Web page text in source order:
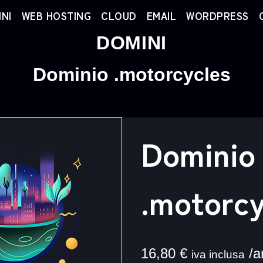
WEB HOSTING CLOUD EMAIL WORDPRESS
DOMINI
Dominio .motorcycles
Dominio
16,80 € iva inclusa /